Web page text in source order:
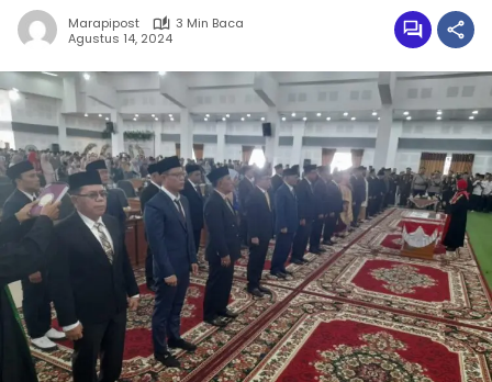
Marapipost
3 Min Baca
Agustus 14, 2024